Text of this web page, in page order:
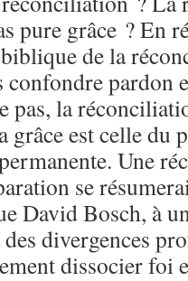
pure grâce ? En
de la
confondre
pas, la
est celle du
Une
se
David Bosch, à
divergences
dissocier foi